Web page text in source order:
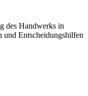
des Handwerks in
und Entscheidungshilfen